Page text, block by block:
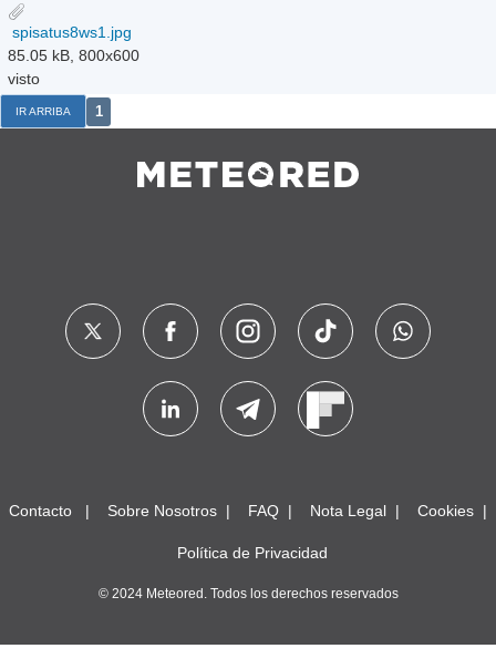
spisatus8ws1.jpg
85.05 kB, 800x600
visto
IR ARRIBA 1
Contacto Sobre Nosotros FAQ Nota Legal Cookies
Política de Privacidad
© 2024 Meteored. Todos los derechos reservados